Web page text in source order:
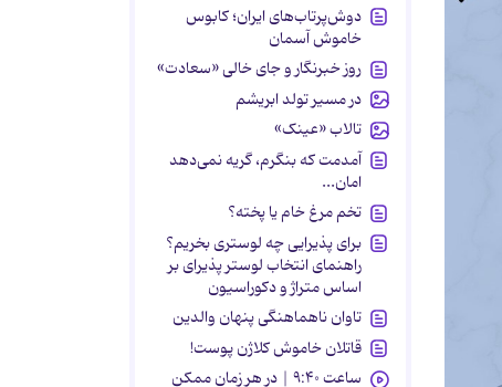
دوش‌پرتاب‌های ایران؛ کابوس
خاموش آسمان
روز خبرنگار و جای خالی «سعادت»
در مسیر تولد ابریشم
تالاب «عینک»
آمدمت که بنگرم، گریه نمی‌دهد
امان...
تخم مرغ خام یا پخته؟
برای پذیرایی چه لوستری بخریم؟
راهنمای انتخاب لوستر پذیرای بر
اساس متراژ و دکوراسیون
تاوان ناهماهنگی پنهان والدین
قاتلان خاموش کلاژن پوست!
ساعت ۹:۴۰ | در هر زمان ممکن